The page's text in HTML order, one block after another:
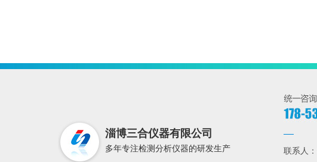
淄博三合仪器有限公司
多年专注检测分析仪器的研发生产 联系人